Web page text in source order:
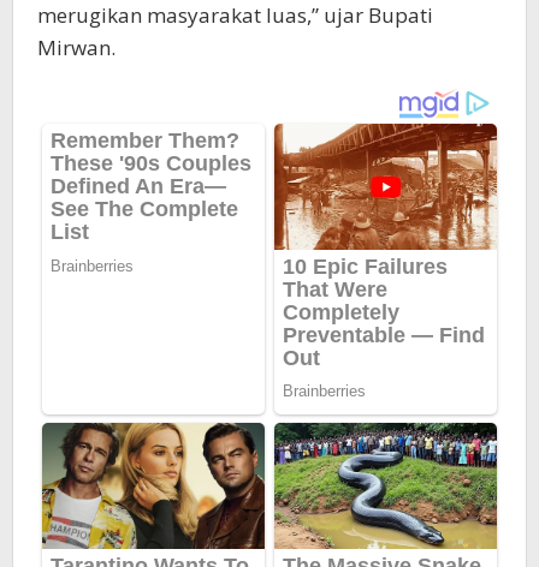
merugikan masyarakat luas,” ujar Bupati
Mirwan.